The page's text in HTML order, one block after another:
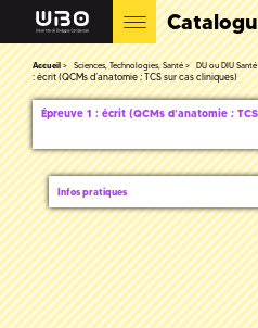
Accueil Sciences, Technologies, Santé DU ou DIU Santé
: écrit (QCMs d’anatomie ; TCS sur cas cliniques)
Épreuve 1 : écrit (QCMs d’anatomie ;
Infos pratiques